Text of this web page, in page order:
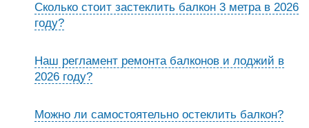
Сколько стоит застеклить балкон 3 метра в 2026
году?
Наш регламент ремонта балконов и лоджий в
2026 году?
Можно ли самостоятельно остеклить балкон?